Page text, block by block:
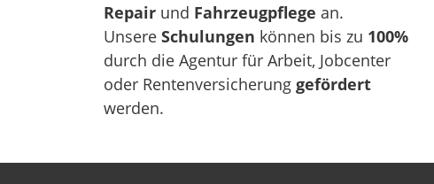
Repair und Fahrzeugpflege an.
Unsere Schulungen können bis zu 100%
durch die Agentur für Arbeit, Jobcenter
oder Rentenversicherung gefördert
werden.